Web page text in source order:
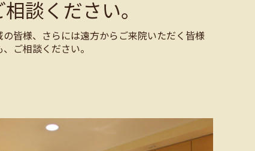
談ください。
皆様、さらには遠方からご来院いただく皆様
ご相談ください。